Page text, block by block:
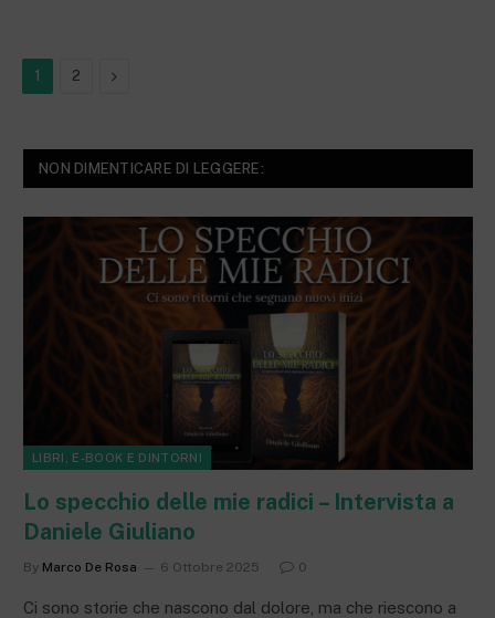
1 2 Next
NON DIMENTICARE DI LEGGERE:
LIBRI, E-BOOK E DINTORNI
Lo specchio delle mie radici – Intervista a
Daniele Giuliano
By Marco De Rosa 6 Ottobre 2025 0
Ci sono storie che nascono dal dolore, ma che riescono a